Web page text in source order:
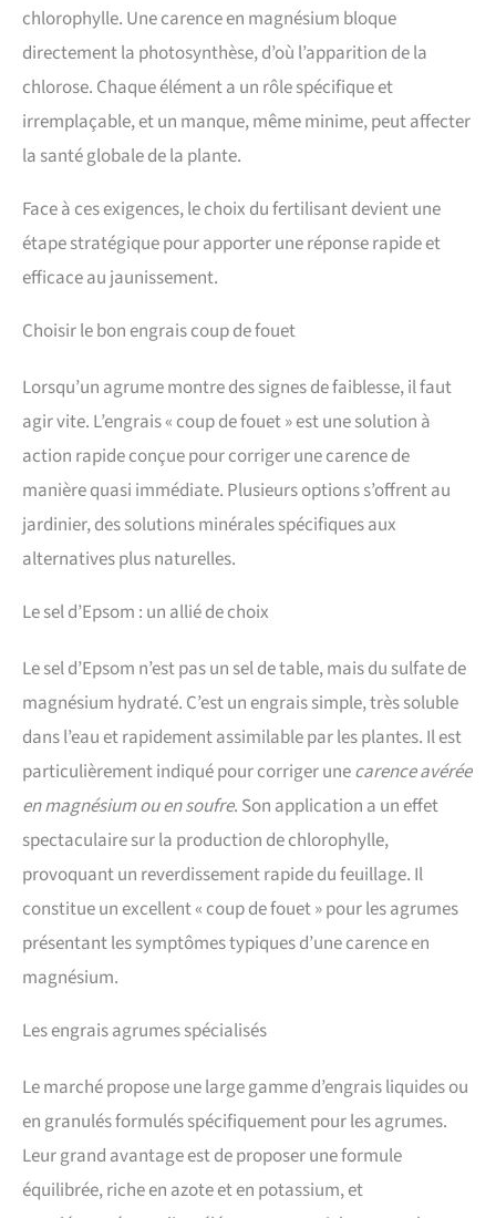
chlorophylle. Une carence en magnésium bloque
directement la photosynthèse, d’où l’apparition de la
chlorose. Chaque élément a un rôle spécifique et
irremplaçable, et un manque, même minime, peut affecter
la santé globale de la plante.
Face à ces exigences, le choix du fertilisant devient une
étape stratégique pour apporter une réponse rapide et
efficace au jaunissement.
Choisir le bon engrais coup de fouet
Lorsqu’un agrume montre des signes de faiblesse, il faut
agir vite. L’engrais « coup de fouet » est une solution à
action rapide conçue pour corriger une carence de
manière quasi immédiate. Plusieurs options s’offrent au
jardinier, des solutions minérales spécifiques aux
alternatives plus naturelles.
Le sel d’Epsom : un allié de choix
Le sel d’Epsom n’est pas un sel de table, mais du sulfate de
magnésium hydraté. C’est un engrais simple, très soluble
dans l’eau et rapidement assimilable par les plantes. Il est
particulièrement indiqué pour corriger unecarence avérée
en magnésium ou en soufre. Son application a un effet
spectaculaire sur la production de chlorophylle,
provoquant un reverdissement rapide du feuillage. Il
constitue un excellent « coup de fouet » pour les agrumes
présentant les symptômes typiques d’une carence en
magnésium.
Les engrais agrumes spécialisés
Le marché propose une large gamme d’engrais liquides ou
en granulés formulés spécifiquement pour les agrumes.
Leur grand avantage est de proposer une formule
équilibrée, riche en azote et en potassium, et